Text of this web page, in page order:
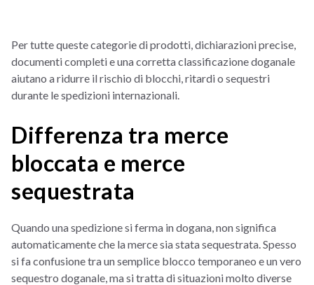
Per tutte queste categorie di prodotti, dichiarazioni precise,
documenti completi e una corretta classificazione doganale
aiutano a ridurre il rischio di blocchi, ritardi o sequestri
durante le spedizioni internazionali.
Differenza tra merce
bloccata e merce
sequestrata
Quando una spedizione si ferma in dogana, non significa
automaticamente che la merce sia stata sequestrata. Spesso
si fa confusione tra un semplice blocco temporaneo e un vero
sequestro doganale, ma si tratta di situazioni molto diverse